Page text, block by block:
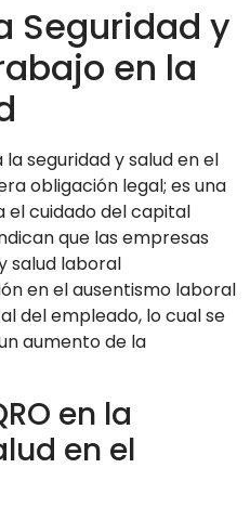
Seguridad y
en la
seguridad y salud en el
obligación legal; es una
cuidado del capital
que las empresas
salud laboral
en el ausentismo laboral
del empleado, lo cual se
aumento de la
en la
en el